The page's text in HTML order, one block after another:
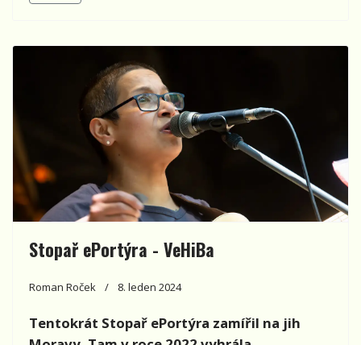
Stopař ePortýra - VeHiBa
Roman Roček 8. leden 2024
Tentokrát Stopař ePortýra zamířil na jih